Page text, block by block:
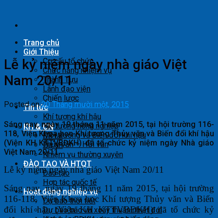
content
Trang chủ
Giới Thiệu
Cơ cấu tổ chức
Chức năng nhiệm vụ
Thành Tựu
Lãnh đạo viện
Chiến lược
Tin tức
Khí tượng khí hậu
Khí tượng nông nghiệp
Môi trường và Biến đổi khí hậu
Thủy văn – Hải văn
KH & CN
Đề tài
Dự án
Nhiệm vụ thường xuyên
ĐÀO TẠO VÀ HTQT
Đào tạo
Hợp tác quốc tế
Hoạt động nghiệp vụ
Dự báo thời tiết
Dự báo bão và xoáy thuận nhiệt đới
Lễ kỷ niệm ngày nhà giáo Việt
Nam 20/11
Posted on20 Tháng mười một, 2015
Sáng nay, ngày 19 tháng 11 năm 2015, tại hội trường 116-
118, Viện Khoa học Khí tượng Thủy văn và Biến đổi khí hậu
(Viện KH KTTVBĐKH) đã tổ chức kỷ niệm ngày Nhà giáo
Việt Nam 20/11.
Lễ kỷ niệm ngày nhà giáo Việt Nam 20/11
Sáng nay, ngày 19 tháng 11 năm 2015, tại hội trường
116-118, Viện Khoa học Khí tượng Thủy văn và Biến
đổi khí hậu (Viện KH KTTVBĐKH) đã tổ chức kỷ